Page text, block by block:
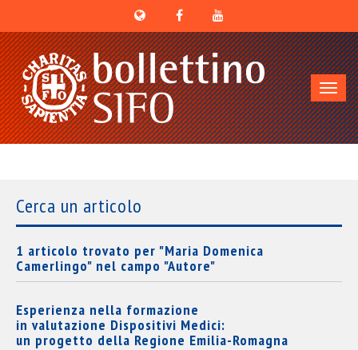
Cerca un articolo
1 articolo trovato per "Maria Domenica
Camerlingo" nel campo "Autore"
Esperienza nella formazione
in valutazione Dispositivi Medici:
un progetto della Regione Emilia-Romagna